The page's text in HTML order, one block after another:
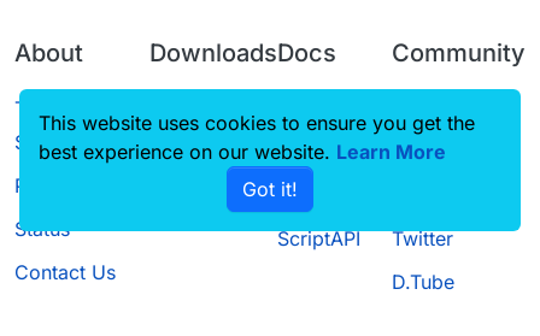
About
Terms of
Service
Privacy Policy
Status
Contact Us
Downloads
Source code
Docs
CustomHUD
AutoSettings
ScriptAPI
Community
Guilded
Twitter
D.Tube
This website uses cookies to ensure you get the
best experience on our website. Learn More
Got it!